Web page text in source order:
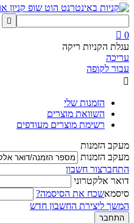

0

עגלת הקניות ריקה
עריכה
עבור לקופה

הזמנות שלי
השוואת מוצרים
רשימת מוצרים מעודפים
מעקב הזמנות
מעקב הזמנות
התחברצור חשבון
דואר אלקטרוני
סיסמאשכח את הסיסמה?
המשך ליצירת החשבון חדש
התחבר